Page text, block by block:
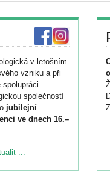
v letošním
vzniku a při
společností
jubilejní
ve dnech 16.–
konferenci
...